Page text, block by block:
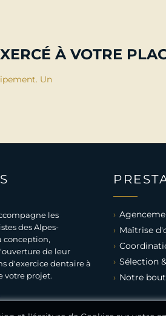
À VOTRE
Un
les
des Alpes-
conception,
de leur
d'exercice dentaire à
votre projet.
Maîtrise
Sélection
Notre